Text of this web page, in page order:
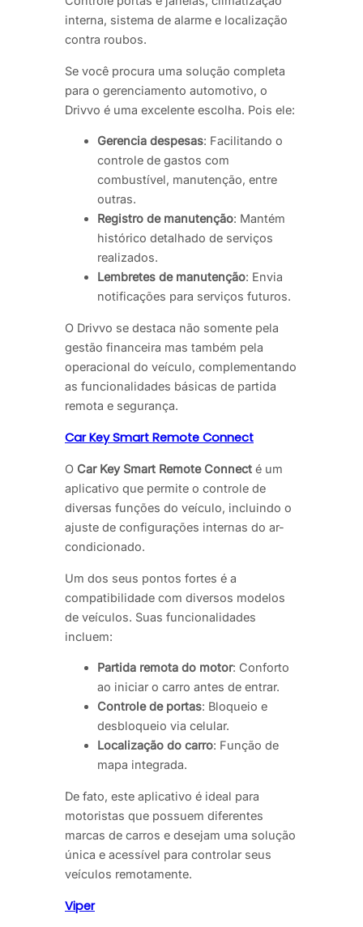
interna, sistema de alarme e localização
contra roubos.
Se você procura uma solução completa
para o gerenciamento automotivo, o
Drivvo é uma excelente escolha. Pois ele:
Gerencia despesas: Facilitando o
controle de gastos com
combustível, manutenção, entre
outras.
Registro de manutenção: Mantém
histórico detalhado de serviços
realizados.
Lembretes de manutenção: Envia
notificações para serviços futuros.
O Drivvo se destaca não somente pela
gestão financeira mas também pela
operacional do veículo, complementando
as funcionalidades básicas de partida
remota e segurança.
Car Key Smart Remote Connect
O Car Key Smart Remote Connect é um
aplicativo que permite o controle de
diversas funções do veículo, incluindo o
ajuste de configurações internas do ar-
condicionado.
Um dos seus pontos fortes é a
compatibilidade com diversos modelos
de veículos. Suas funcionalidades
incluem:
Partida remota do motor: Conforto
ao iniciar o carro antes de entrar.
Controle de portas: Bloqueio e
desbloqueio via celular.
Localização do carro: Função de
mapa integrada.
De fato, este aplicativo é ideal para
motoristas que possuem diferentes
marcas de carros e desejam uma solução
única e acessível para controlar seus
veículos remotamente.
Viper